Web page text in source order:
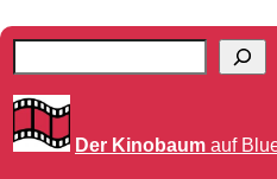
Der Kinobaum auf